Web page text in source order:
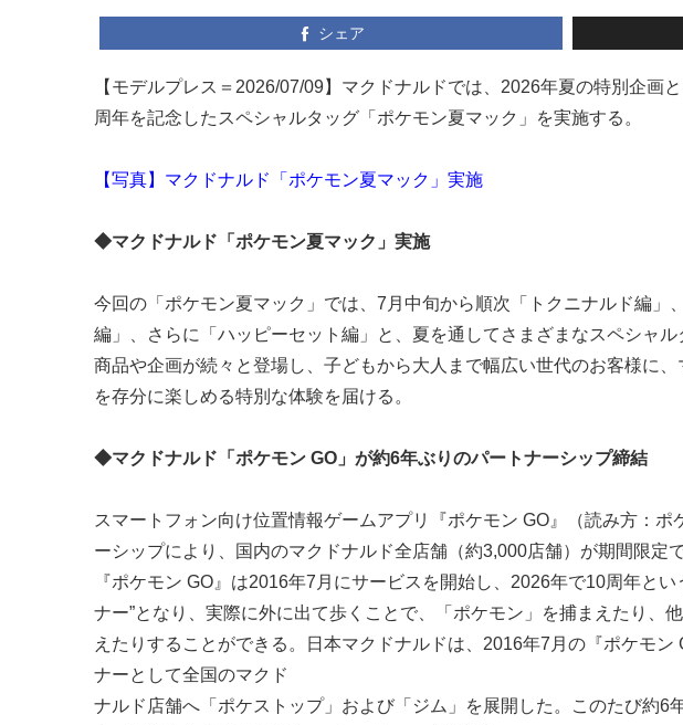
シェア
【モデルプレス＝2026/07/09】マクドナルドでは、2026年夏の特別企画
周年を記念したスペシャルタッグ「ポケモン夏マック」を実施する。
【写真】マクドナルド「ポケモン夏マック」実施
◆マクドナルド「ポケモン夏マック」実施
今回の「ポケモン夏マック」では、7月中旬から順次「トクニナルド編」
編」、さらに「ハッピーセット編」と、夏を通してさまざまなスペシャ
商品や企画が続々と登場し、子どもから大人まで幅広い世代のお客様に
を存分に楽しめる特別な体験を届ける。
◆マクドナルド「ポケモン GO」が約6年ぶりのパートナーシップ締結
スマートフォン向け位置情報ゲームアプリ『ポケモン GO』（読み方：
ーシップにより、国内のマクドナルド全店舗（約3,000店舗）が期間限定
『ポケモン GO』は2016年7月にサービスを開始し、2026年で10周年と
ナー”となり、実際に外に出て歩くことで、「ポケモン」を捕まえたり、
えたりすることができる。日本マクドナルドは、2016年7月の『ポケモン
ナーとして全国のマクド
ナルド店舗へ「ポケストップ」および「ジム」を展開した。このたび約6